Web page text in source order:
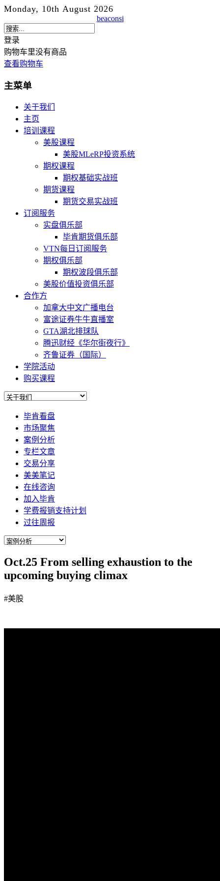
Monday, 10th August 2026
beaconsi
登录
购物车里没有商品
查看购物车
主菜单
关于我们
主页
培训课程
美股课程
美股MLeRP投资系统
期权课程
期权基础实战班
期货课程
期货交易实战班
订阅服务
实盘俱乐部
毕肯期货俱乐部
VTN每日订阅服务
期权俱乐部
期权波段俱乐部
美股价值投资俱乐部
合作方
加拿大中文广播电台
富途证券牛牛直播室
GTA湖北排球队
腾迅财经《华尔街夜行》
齐鲁证券（国际）
学院活动
购买课程
毕肯看盘
市场聚焦
案例分析
专栏文章
交易分享
美美笔记
在线咨询
加入毕肯
学费报销支持计划
过往周报
Oct.25 From selling exhaustion to the
upcoming buying climax
#美股